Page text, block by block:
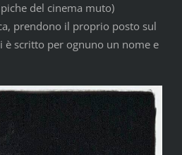
del cinema muto)
prendono il proprio posto sul
è scritto per ognuno un nome e